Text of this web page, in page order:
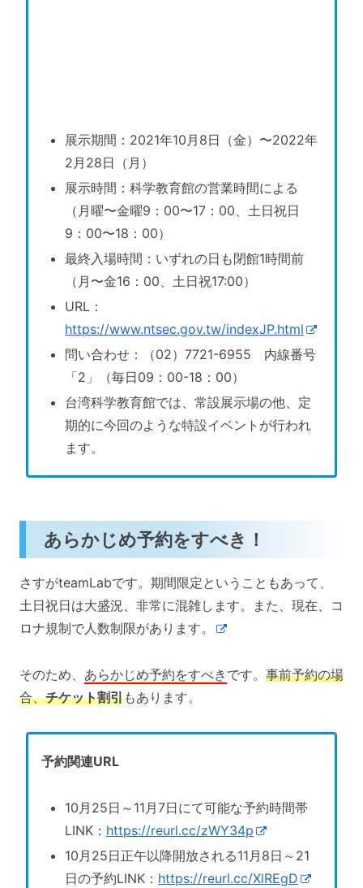
展示期間：2021年10月8日（金）〜2022年
2月28日（月）
展示時間：科学教育館の営業時間による
（月曜〜金曜9：00〜17：00、土日祝日
9：00〜18：00）
最終入場時間：いずれの日も閉館1時間前
（月〜金16：00、土日祝17:00）
URL：
https://www.ntsec.gov.tw/indexJP.html
問い合わせ：（02）7721-6955 内線番号
「2」（毎日09：00-18：00）
台湾科学教育館では、常設展示場の他、定
期的に今回のような特設イベントが行われ
ます。
あらかじめ予約をすべき！
さすがteamLabです。期間限定ということもあって、
土日祝日は大盛況、非常に混雑します。また、現在、コ
ロナ規制で人数制限があります。
そのため、 あらかじめ予約をすべき です。 事前予約の場
合、チケット割引もあります。
予約関連URL
10月25日～11月7日にて可能な予約時間帯
LINK： https://reurl.cc/zWY34p
10月25日正午以降開放される11月8日～21
日の予約LINK： https://reurl.cc/XlREgD